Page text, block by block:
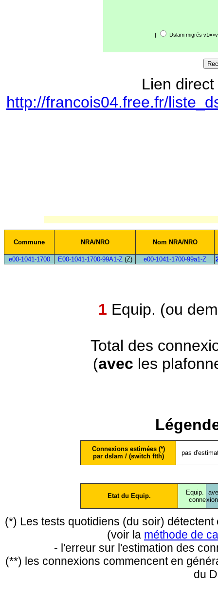
| Dslam migrés
Lien
http://francois04.free.fr/
Commune NRA/NRO Nom NRA/NRO
e00-1041-1700 E00-1041-1700-99A1-Z(Z) e00-1041-1700-99a1-Z
1 Equip. (ou
Total des
(avec les
Connexions estimées (*)
par dslam / (switch ftth)
pas
Etat du Equip.
Equip.
conne
(*) Les tests quotidiens (du soir)
(voir la méthode de
- l'erreur sur l'estimation des
(**) les connexions commencent en
du